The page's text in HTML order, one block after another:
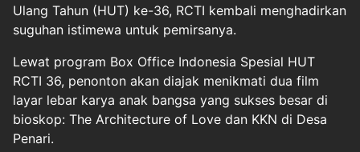
Ulang Tahun (HUT) ke-36, RCTI kembali menghadirkan
suguhan istimewa untuk pemirsanya.
Lewat program Box Office Indonesia Spesial HUT
RCTI 36, penonton akan diajak menikmati dua film
layar lebar karya anak bangsa yang sukses besar di
bioskop: The Architecture of Love dan KKN di Desa
Penari.